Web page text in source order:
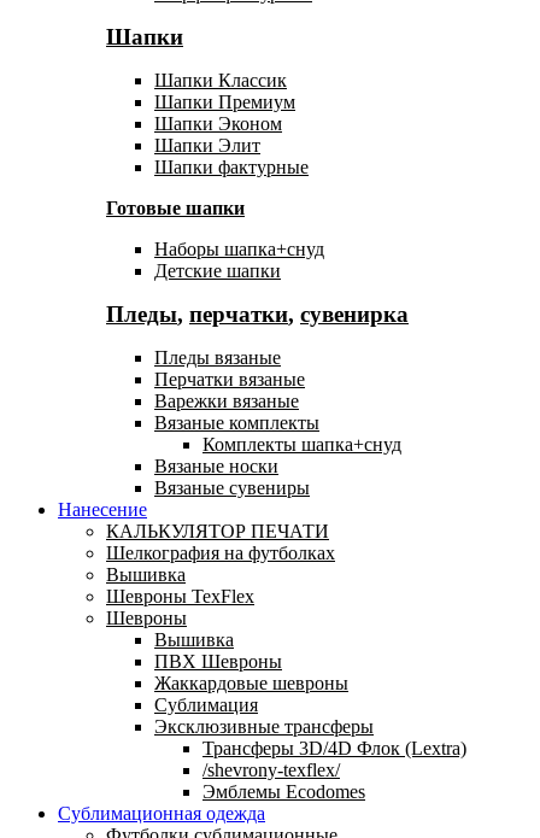
Шапки
Шапки Классик
Шапки Премиум
Шапки Эконом
Шапки Элит
Шапки фактурные
Готовые шапки
Наборы шапка+снуд
Детские шапки
Пледы, перчатки, сувенирка
Пледы вязаные
Перчатки вязаные
Варежки вязаные
Вязаные комплекты
Комплекты шапка+снуд
Вязаные носки
Вязаные сувениры
Нанесение
КАЛЬКУЛЯТОР ПЕЧАТИ
Шелкография на футболках
Вышивка
Шевроны TexFlex
Шевроны
Вышивка
ПВХ Шевроны
Жаккардовые шевроны
Сублимация
Эксклюзивные трансферы
Трансферы 3D/4D Флок (Lextra)
/shevrony-texflex/
Эмблемы Ecodomes
Сублимационная одежда